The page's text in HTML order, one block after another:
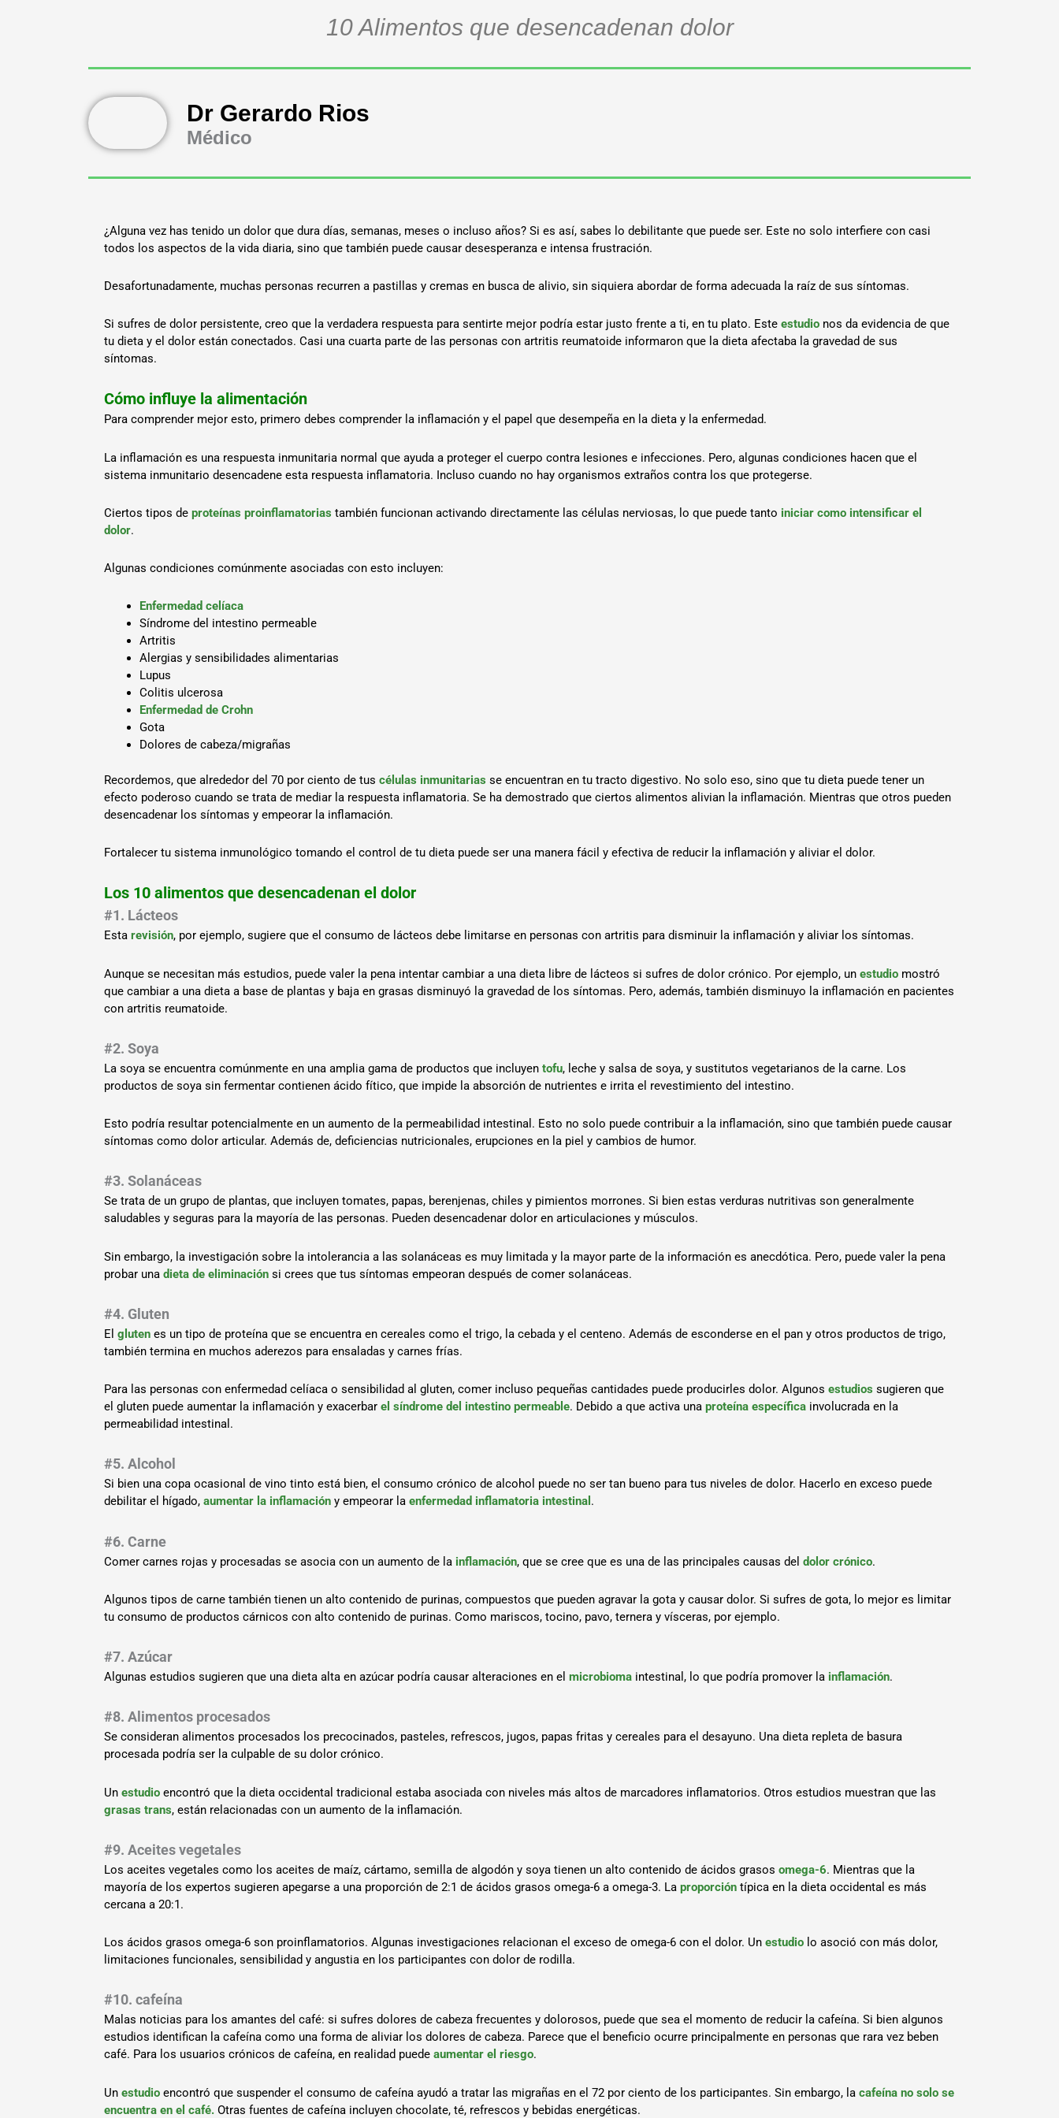
10 Alimentos que desencadenan dolor
Dr Gerardo Rios
Médico
¿Alguna vez has tenido un dolor que dura días, semanas, meses o incluso años? Si es así, sabes lo debilitante que puede ser. Este no solo interfiere con casi
todos los aspectos de la vida diaria, sino que también puede causar desesperanza e intensa frustración.
Desafortunadamente, muchas personas recurren a pastillas y cremas en busca de alivio, sin siquiera abordar de forma adecuada la raíz de sus síntomas.
Si sufres de dolor persistente, creo que la verdadera respuesta para sentirte mejor podría estar justo frente a ti, en tu plato. Este estudio nos da evidencia de que
tu dieta y el dolor están conectados. Casi una cuarta parte de las personas con artritis reumatoide informaron que la dieta afectaba la gravedad de sus
síntomas.
Cómo influye la alimentación
Para comprender mejor esto, primero debes comprender la inflamación y el papel que desempeña en la dieta y la enfermedad.
La inflamación es una respuesta inmunitaria normal que ayuda a proteger el cuerpo contra lesiones e infecciones. Pero, algunas condiciones hacen que el
sistema inmunitario desencadene esta respuesta inflamatoria. Incluso cuando no hay organismos extraños contra los que protegerse.
Ciertos tipos de proteínas proinflamatorias también funcionan activando directamente las células nerviosas, lo que puede tanto iniciar como intensificar el
dolor.
Algunas condiciones comúnmente asociadas con esto incluyen:
Enfermedad celíaca
Síndrome del intestino permeable
Artritis
Alergias y sensibilidades alimentarias
Lupus
Colitis ulcerosa
Enfermedad de Crohn
Gota
Dolores de cabeza/migrañas
Recordemos, que alrededor del 70 por ciento de tus células inmunitarias se encuentran en tu tracto digestivo. No solo eso, sino que tu dieta puede tener un
efecto poderoso cuando se trata de mediar la respuesta inflamatoria. Se ha demostrado que ciertos alimentos alivian la inflamación. Mientras que otros pueden
desencadenar los síntomas y empeorar la inflamación.
Fortalecer tu sistema inmunológico tomando el control de tu dieta puede ser una manera fácil y efectiva de reducir la inflamación y aliviar el dolor.
Los 10 alimentos que desencadenan el dolor
#1. Lácteos
Esta revisión, por ejemplo, sugiere que el consumo de lácteos debe limitarse en personas con artritis para disminuir la inflamación y aliviar los síntomas.
Aunque se necesitan más estudios, puede valer la pena intentar cambiar a una dieta libre de lácteos si sufres de dolor crónico. Por ejemplo, un estudio mostró
que cambiar a una dieta a base de plantas y baja en grasas disminuyó la gravedad de los síntomas. Pero, además, también disminuyo la inflamación en pacientes
con artritis reumatoide.
#2. Soya
La soya se encuentra comúnmente en una amplia gama de productos que incluyen tofu, leche y salsa de soya, y sustitutos vegetarianos de la carne. Los
productos de soya sin fermentar contienen ácido fítico, que impide la absorción de nutrientes e irrita el revestimiento del intestino.
Esto podría resultar potencialmente en un aumento de la permeabilidad intestinal. Esto no solo puede contribuir a la inflamación, sino que también puede causar
síntomas como dolor articular. Además de, deficiencias nutricionales, erupciones en la piel y cambios de humor.
#3. Solanáceas
Se trata de un grupo de plantas, que incluyen tomates, papas, berenjenas, chiles y pimientos morrones. Si bien estas verduras nutritivas son generalmente
saludables y seguras para la mayoría de las personas. Pueden desencadenar dolor en articulaciones y músculos.
Sin embargo, la investigación sobre la intolerancia a las solanáceas es muy limitada y la mayor parte de la información es anecdótica. Pero, puede valer la pena
probar una dieta de eliminación si crees que tus síntomas empeoran después de comer solanáceas.
#4. Gluten
El gluten es un tipo de proteína que se encuentra en cereales como el trigo, la cebada y el centeno. Además de esconderse en el pan y otros productos de trigo,
también termina en muchos aderezos para ensaladas y carnes frías.
Para las personas con enfermedad celíaca o sensibilidad al gluten, comer incluso pequeñas cantidades puede producirles dolor. Algunos estudios sugieren que
el gluten puede aumentar la inflamación y exacerbar el síndrome del intestino permeable. Debido a que activa una proteína específica involucrada en la
permeabilidad intestinal.
#5. Alcohol
Si bien una copa ocasional de vino tinto está bien, el consumo crónico de alcohol puede no ser tan bueno para tus niveles de dolor. Hacerlo en exceso puede
debilitar el hígado, aumentar la inflamación y empeorar la enfermedad inflamatoria intestinal .
#6. Carne
Comer carnes rojas y procesadas se asocia con un aumento de la inflamación, que se cree que es una de las principales causas del dolor crónico.
Algunos tipos de carne también tienen un alto contenido de purinas, compuestos que pueden agravar la gota y causar dolor. Si sufres de gota, lo mejor es limitar
tu consumo de productos cárnicos con alto contenido de purinas. Como mariscos, tocino, pavo, ternera y vísceras, por ejemplo.
#7. Azúcar
Algunas estudios sugieren que una dieta alta en azúcar podría causar alteraciones en el microbioma intestinal, lo que podría promover la inflamación.
#8. Alimentos procesados
Se consideran alimentos procesados los precocinados, pasteles, refrescos, jugos, papas fritas y cereales para el desayuno. Una dieta repleta de basura
procesada podría ser la culpable de su dolor crónico.
Un estudio encontró que la dieta occidental tradicional estaba asociada con niveles más altos de marcadores inflamatorios. Otros estudios muestran que las
grasas trans, están relacionadas con un aumento de la inflamación.
#9. Aceites vegetales
Los aceites vegetales como los aceites de maíz, cártamo, semilla de algodón y soya tienen un alto contenido de ácidos grasos omega-6. Mientras que la
mayoría de los expertos sugieren apegarse a una proporción de 2:1 de ácidos grasos omega-6 a omega-3. La proporción típica en la dieta occidental es más
cercana a 20:1.
Los ácidos grasos omega-6 son proinflamatorios. Algunas investigaciones relacionan el exceso de omega-6 con el dolor. Un estudio lo asoció con más dolor,
limitaciones funcionales, sensibilidad y angustia en los participantes con dolor de rodilla.
#10. cafeína
Malas noticias para los amantes del café: si sufres dolores de cabeza frecuentes y dolorosos, puede que sea el momento de reducir la cafeína. Si bien algunos
estudios identifican la cafeína como una forma de aliviar los dolores de cabeza. Parece que el beneficio ocurre principalmente en personas que rara vez beben
café. Para los usuarios crónicos de cafeína, en realidad puede aumentar el riesgo.
Un estudio encontró que suspender el consumo de cafeína ayudó a tratar las migrañas en el 72 por ciento de los participantes. Sin embargo, la cafeína no solo se
encuentra en el café. Otras fuentes de cafeína incluyen chocolate, té, refrescos y bebidas energéticas.